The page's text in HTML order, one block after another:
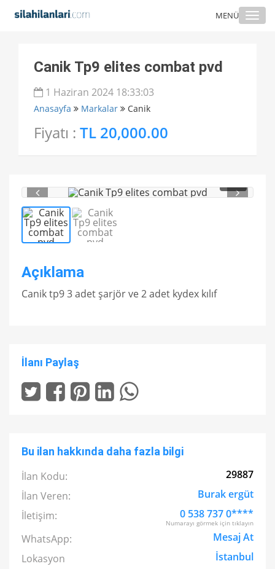
MENÜ
Canik Tp9 elites combat pvd
1 Haziran 2024 18:33:03
Anasayfa Markalar Canik
Fiyatı : TL 20,000.00
1/ 2
Açıklama
Canik tp9 3 adet şarjör ve 2 adet kydex kılıf
İlanı Paylaş
Bu ilan hakkında daha fazla bilgi
İlan Kodu:
29887
İlan Veren:
Burak ergüt
İletişim:
0 538 737 0****
Numarayı görmek için tıklayın
WhatsApp:
Mesaj At
Lokasyon
İstanbul